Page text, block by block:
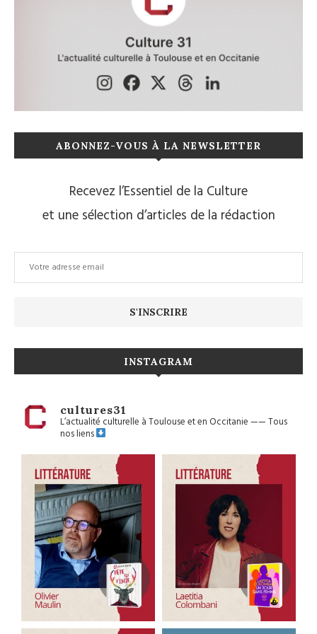
ABONNEZ-VOUS À LA NEWSLETTER
Recevez l’Essentiel de la Culture
et une sélection d’articles de la rédaction
INSTAGRAM
cultures31
L’actualité culturelle à Toulouse et en Occitanie——Tous
nos liens